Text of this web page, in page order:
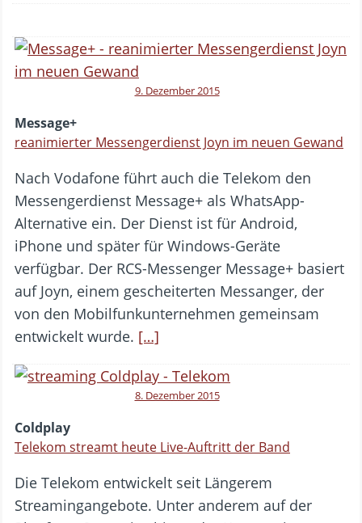
9. Dezember 2015
Message+
reanimierter Messengerdienst Joyn im neuen Gewand
Nach Vodafone führt auch die Telekom den
Messengerdienst Message+ als WhatsApp-
Alternative ein. Der Dienst ist für Android,
iPhone und später für Windows-Geräte
verfügbar. Der RCS-Messenger Message+ basiert
auf Joyn, einem gescheiterten Messanger, der
von den Mobilfunkunternehmen gemeinsam
entwickelt wurde. […]
8. Dezember 2015
Coldplay
Telekom streamt heute Live-Auftritt der Band
Die Telekom entwickelt seit Längerem
Streamingangebote. Unter anderem auf der